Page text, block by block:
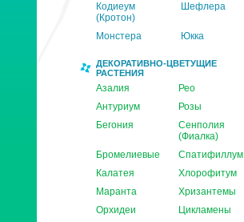
Кодиеум
(Кротон)
Шефлера
Монстера Юкка
ДЕКОРАТИВНО-ЦВЕТУЩИЕ
РАСТЕНИЯ
Азалия
Рео
Антуриум
Розы
Бегония
Сенполия
(Фиалка)
Бромелиевые
Спатифиллум
Калатея
Хлорофитум
Маранта
Хризантемы
Орхидеи
Цикламены